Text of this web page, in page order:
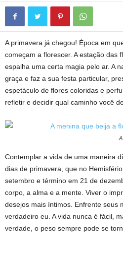
A primavera já chegou! Época em
começam a florescer. A estação das
espalha uma certa magia pelo ar. A
graça e faz a sua festa particular,
espetáculo de flores coloridas e
refletir e decidir qual caminho você
Contemplar a vida de uma maneira
dias de primavera, que no
setembro e término em 21 de
corpo, a alma e a mente. Viver o
desejos mais íntimos. Enfrente seus
verdadeiro eu. A vida nunca é fácil,
verdade, o peso sempre pode se